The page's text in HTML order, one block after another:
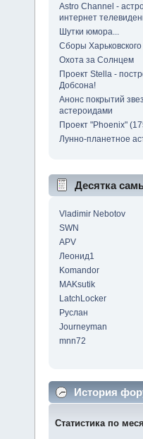
Astro Channel -
интернет
Шутки юмора...
Сборы
Охота за Солнцем
Проект Stella -
Добсона!
Анонс покрытий
астероидами
Проект "Phoenix"
Лунно-планетное
Десятка
Vladimir Nebotov
SWN
APV
Леонид1
Komandor
MAKsutik
LatchLocker
Руслан
Journeyman
mnn72
История
Статистика по